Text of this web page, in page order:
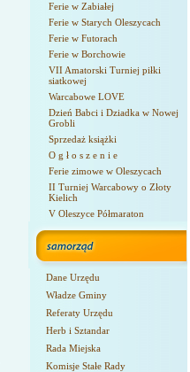
Ferie w Zabiałej
Ferie w Starych Oleszycach
Ferie w Futorach
Ferie w Borchowie
VII Amatorski Turniej piłki
siatkowej
Warcabowe LOVE
Dzień Babci i Dziadka w Nowej
Grobli
Sprzedaż książki
O g ł o s z e n i e
Ferie zimowe w Oleszycach
II Turniej Warcabowy o Złoty
Kielich
V Oleszyce Półmaraton
Dane Urzędu
Władze Gminy
Referaty Urzędu
Herb i Sztandar
Rada Miejska
Komisje Stałe Rady